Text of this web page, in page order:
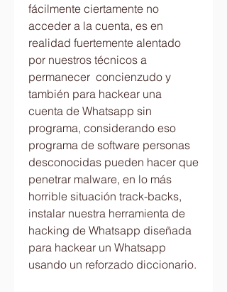
fácilmente ciertamente no
acceder a la cuenta, es en
realidad fuertemente alentado
por nuestros técnicos a
permanecer  concienzudo y
también para hackear una
cuenta de Whatsapp sin
programa, considerando eso
programa de software personas
desconocidas pueden hacer que
penetrar malware, en lo más
horrible situación track-backs,
instalar nuestra herramienta de
hacking de Whatsapp diseñada
para hackear un Whatsapp
usando un reforzado diccionario.